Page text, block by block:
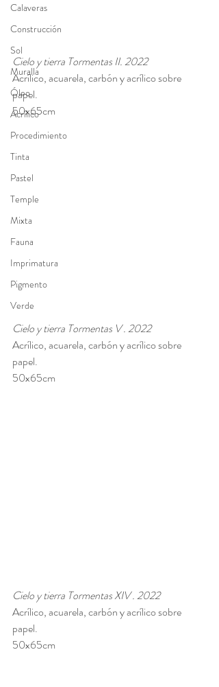
Calaveras
Construcción
Sol
Muralla
Óleo
Acrílico
Procedimiento
Tinta
Pastel
Temple
Mixta
Fauna
Imprimatura
Pigmento
Verde
Cielo y tierra Tormentas II. 2022
Acrílico, acuarela, carbón y acrílico sobre
papel.
50x65cm
Cielo y tierra Tormentas V . 2022
Acrílico, acuarela, carbón y acrílico sobre
papel.
50x65cm
Cielo y tierra Tormentas XIV . 2022
Acrílico, acuarela, carbón y acrílico sobre
papel.
50x65cm